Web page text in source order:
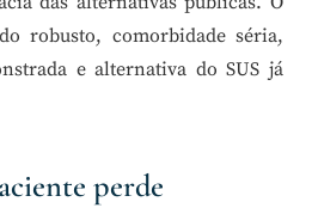
robusto, comorbidade séria,
e alternativa do SUS já
perde